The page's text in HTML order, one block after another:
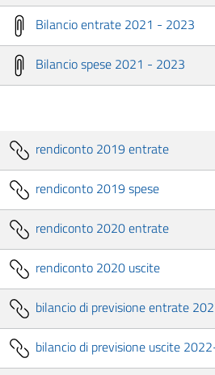
Bilancio entrate 2021 - 2023
Bilancio spese 2021 - 2023
rendiconto 2019 entrate
rendiconto 2019 spese
rendiconto 2020 entrate
rendiconto 2020 uscite
bilancio di previsione entrate
bilancio di previsione uscite